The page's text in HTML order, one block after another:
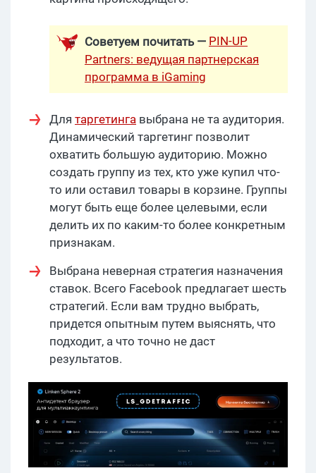
Советуем почитать — PIN-UP
Partners: ведущая партнерская
программа в iGaming
Для таргетинга выбрана не та аудитория.
Динамический таргетинг позволит
охватить большую аудиторию. Можно
создать группу из тех, кто уже купил что-
то или оставил товары в корзине. Группы
могут быть еще более целевыми, если
делить их по каким-то более конкретным
признакам.
Выбрана неверная стратегия назначения
ставок. Всего Facebook предлагает шесть
стратегий. Если вам трудно выбрать,
придется опытным путем выяснять, что
подходит, а что точно не даст
результатов.